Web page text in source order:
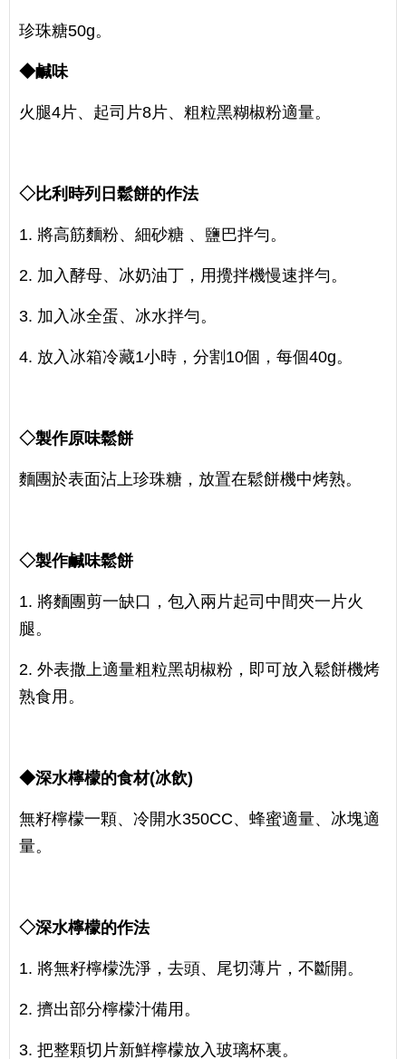
珍珠糖50g。
◆鹹味
火腿4片、起司片8片、粗粒黑糊椒粉適量。
◇比利時列日鬆餅的作法
1. 將高筋麵粉、細砂糖 、鹽巴拌勻。
2. 加入酵母、冰奶油丁，用攪拌機慢速拌勻。
3. 加入冰全蛋、冰水拌勻。
4. 放入冰箱冷藏1小時，分割10個，每個40g。
◇製作原味鬆餅
麵團於表面沾上珍珠糖，放置在鬆餅機中烤熟。
◇製作鹹味鬆餅
1. 將麵團剪一缺口，包入兩片起司中間夾一片火
腿。
2. 外表撒上適量粗粒黑胡椒粉，即可放入鬆餅機烤
熟食用。
◆深水檸檬的食材(冰飲)
無籽檸檬一顆、冷開水350CC、蜂蜜適量、冰塊適
量。
◇深水檸檬的作法
1. 將無籽檸檬洗淨，去頭、尾切薄片，不斷開。
2. 擠出部分檸檬汁備用。
3. 把整顆切片新鮮檸檬放入玻璃杯裏。